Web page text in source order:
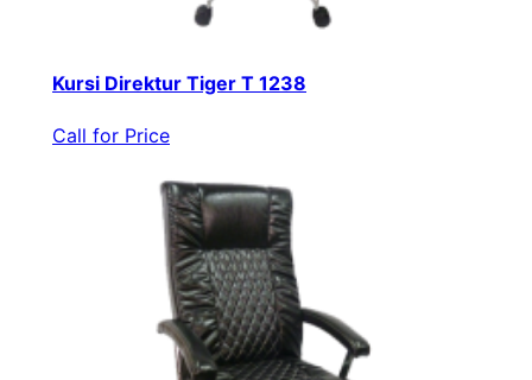
Kursi Direktur Tiger T 1238
Call for Price